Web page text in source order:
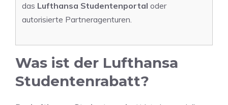
das Lufthansa Studentenportal oder
autorisierte Partneragenturen.
Was ist der Lufthansa
Studentenrabatt?